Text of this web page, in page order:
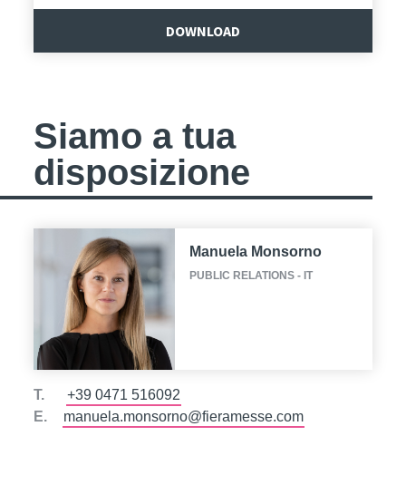
DOWNLOAD
Siamo a tua
disposizione
Manuela Monsorno
PUBLIC RELATIONS - IT
T.
+39 0471 516092
E.
manuela.monsorno@fieramesse.com